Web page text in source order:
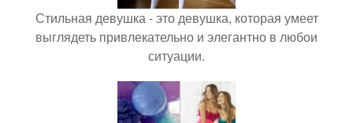
Стильная девушка - это девушка, которая умеет
выглядеть привлекательно и элегантно в любои
ситуации.